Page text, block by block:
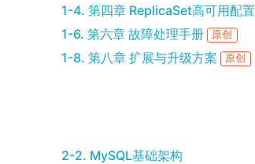
1-4. 第四章 ReplicaSet高可用配置
1-6. 第六章 故障处理手册 原创
1-8. 第八章 扩展与升级方案 原创
2-2. MySQL基础架构